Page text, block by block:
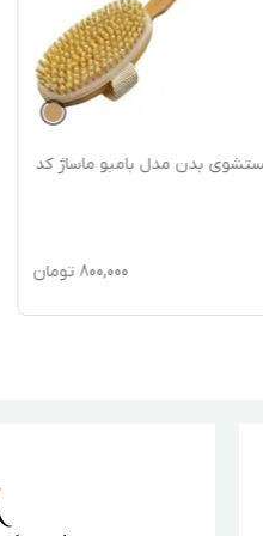
بدن مدل بامبو ماساژ کد
800,000 تومان